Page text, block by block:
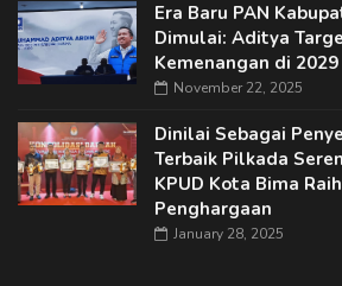
Era Baru PAN
Dimulai: Aditya
Kemenangan di 2029
November 22, 2025
Dinilai Sebagai
Terbaik Pilkada
KPUD Kota Bima
Penghargaan
January 28, 2025